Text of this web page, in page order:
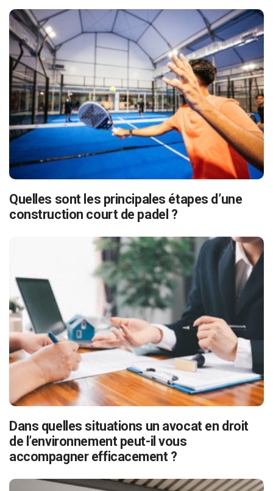
Quelles sont les principales étapes d’une
construction court de padel ?
Dans quelles situations un avocat en droit
de l’environnement peut-il vous
accompagner efficacement ?